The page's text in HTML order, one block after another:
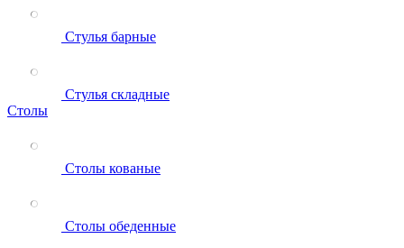
Стулья барные
Стулья складные
Столы
Столы кованые
Столы обеденные